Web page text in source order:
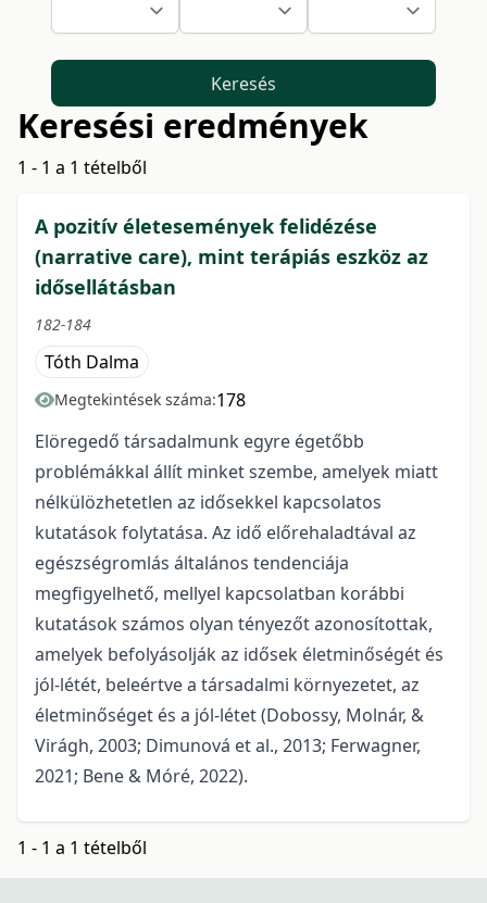
Keresés
Keresési eredmények
1 - 1 a 1 tételből
A pozitív életesemények felidézése
(narrative care), mint terápiás eszköz az
idősellátásban
182-184
Tóth Dalma
Megtekintések száma:178
Elöregedő társadalmunk egyre égetőbb
problémákkal állít minket szembe, amelyek miatt
nélkülözhetetlen az idősekkel kapcsolatos
kutatások folytatása. Az idő előrehaladtával az
egészségromlás általános tendenciája
megfigyelhető, mellyel kapcsolatban korábbi
kutatások számos olyan tényezőt azonosítottak,
amelyek befolyásolják az idősek életminőségét és
jól-létét, beleértve a társadalmi környezetet, az
életminőséget és a jól-létet (Dobossy, Molnár, &
Virágh, 2003; Dimunová et al., 2013; Ferwagner,
2021; Bene & Móré, 2022).
1 - 1 a 1 tételből